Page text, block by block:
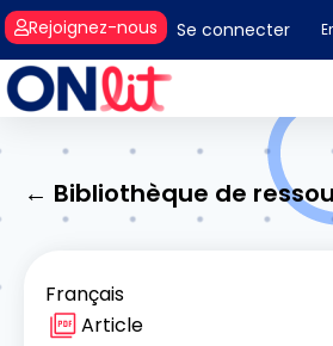
Se connecter
Rejoignez-nous
← Bibliothèque de
Français
Article